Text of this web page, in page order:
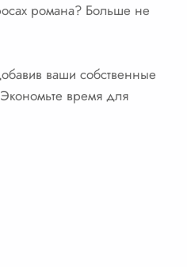
романа? Больше не
ваши собственные
время для